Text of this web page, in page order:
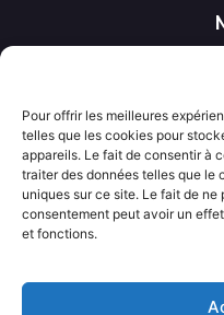
Pour offrir les meilleures
telles que les cookies pour
appareils. Le fait de consentir à
traiter des données telles que le
uniques sur ce site. Le fait de
consentement peut avoir un
et fonctions.
•••